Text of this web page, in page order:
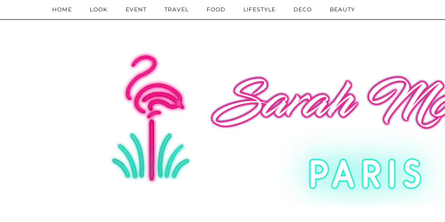
HOME LOOK EVENT TRAVEL FOOD LIFESTYLE DECO BEAUTY